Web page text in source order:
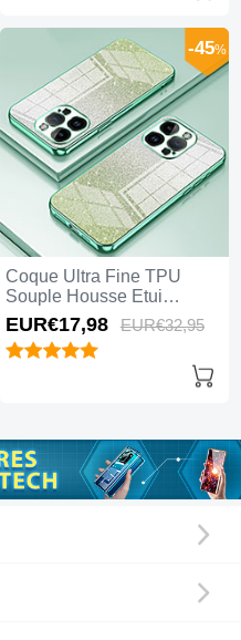
Coque Ultra Fine TPU
Souple Housse Etui
Transparente SY2 pour
Apple iPhone 15 Pro Max
Vert
-45%
EUR€17,98 EUR€32,95